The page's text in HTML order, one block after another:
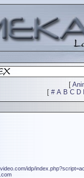
[
[ # A B C D
idp/